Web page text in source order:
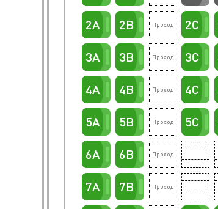
7A
6A
5A
4A
3A
2A
7B
6B
5B
4B
3B
2B
5C
4C
3C
2C